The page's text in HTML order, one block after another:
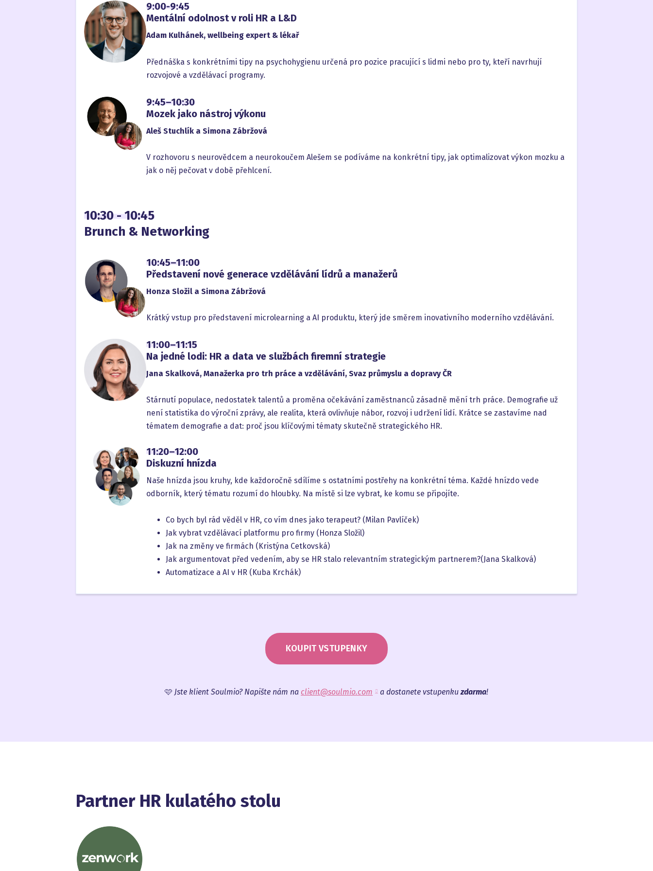
9:00-9:45
Mentální odolnost v roli HR a L&D
Adam Kulhánek, wellbeing expert & lékař
Přednáška s konkrétními tipy na psychohygienu určená pro pozice pracující s lidmi nebo pro ty, kteří navrhují
rozvojové a vzdělávací programy.
9:45–10:30
Mozek jako nástroj výkonu
Aleš Stuchlík a Simona Zábržová
V rozhovoru s neurovědcem a neurokoučem Alešem se podíváme na konkrétní tipy, jak optimalizovat výkon mozku a
jak o něj pečovat v době přehlcení.
10:30 - 10:45
Brunch & Networking
10:45–11:00
Představení nové generace vzdělávání lídrů a manažerů
Honza Složil a Simona Zábržová
Krátký vstup pro představení microlearning a AI produktu, který jde směrem inovativního moderního vzdělávání.
11:00–11:15
Na jedné lodi: HR a data ve službách firemní strategie
Jana Skalková, Manažerka pro trh práce a vzdělávání, Svaz průmyslu a dopravy ČR
Stárnutí populace, nedostatek talentů a proměna očekávání zaměstnanců zásadně mění trh práce. Demografie už
není statistika do výroční zprávy, ale realita, která ovlivňuje nábor, rozvoj i udržení lidí. Krátce se zastavíme nad
tématem demografie a dat: proč jsou klíčovými tématy skutečně strategického HR.
11:20–12:00
Diskuzní hnízda
Naše hnízda jsou kruhy, kde každoročně sdílíme s ostatními postřehy na konkrétní téma. Každé hnízdo vede
odborník, který tématu rozumí do hloubky. Na místě si lze vybrat, ke komu se připojíte.
Co bych byl rád věděl v HR, co vím dnes jako terapeut? (Milan Pavlíček)
Jak vybrat vzdělávací platformu pro firmy (Honza Složil)
Jak na změny ve firmách (Kristýna Cetkovská)
Jak argumentovat před vedením, aby se HR stalo relevantním strategickým partnerem?(Jana Skalková)
Automatizace a AI v HR (Kuba Krchák)
KOUPIT VSTUPENKY
🩷 Jste klient Soulmio? Napište nám na client@soulmio.com a dostanete vstupenkuzdarma!
Partner HR kulatého stolu